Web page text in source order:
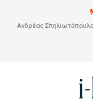
στην Αίθουσα